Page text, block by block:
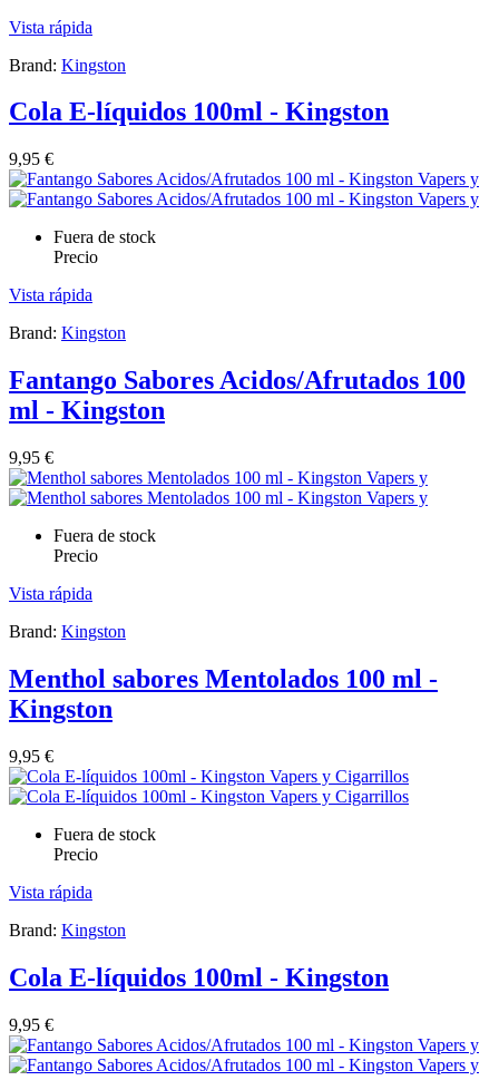
Vista rápida
Brand: Kingston
Cola E-líquidos 100ml - Kingston
9,95 €
Fuera de stock
Precio
Vista rápida
Brand: Kingston
Fantango Sabores Acidos/Afrutados 100
ml - Kingston
9,95 €
Fuera de stock
Precio
Vista rápida
Brand: Kingston
Menthol sabores Mentolados 100 ml -
Kingston
9,95 €
Fuera de stock
Precio
Vista rápida
Brand: Kingston
Cola E-líquidos 100ml - Kingston
9,95 €